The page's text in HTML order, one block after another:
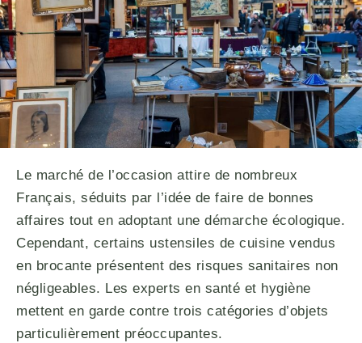
Le marché de l’occasion attire de nombreux
Français, séduits par l’idée de faire de bonnes
affaires tout en adoptant une démarche écologique.
Cependant, certains ustensiles de cuisine vendus
en brocante présentent des risques sanitaires non
négligeables. Les experts en santé et hygiène
mettent en garde contre trois catégories d’objets
particulièrement préoccupantes.